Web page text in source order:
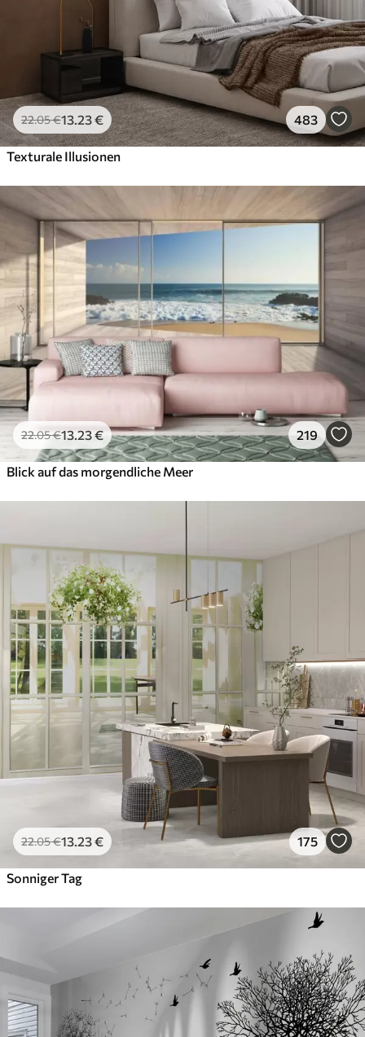
22.05€13 .23€ 483
Texturale Illusionen
22.05€13 .23€ 219
Blick auf das morgendliche Meer
22.05€13 .23€ 175
Sonniger Tag